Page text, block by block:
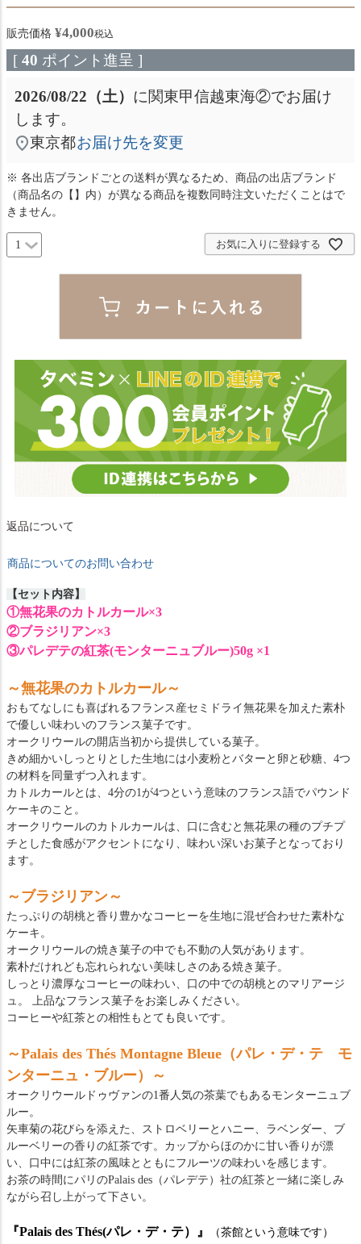
販売価格 ¥4,000税込
[ 40 ポイント進呈 ]
2026/08/22（土） に関東甲信越東海②でお届け
します。
東京都お届け先を変更
※ 各出店ブランドごとの送料が異なるため、商品の出店ブランド
（商品名の【】内）が異なる商品を複数同時注文いただくことはで
きません。
お気に入りに登録する
返品について
商品についてのお問い合わせ
【セット内容】
①無花果のカトルカール×3
②ブラジリアン×3
③パレデテの紅茶(モンターニュブルー)50g ×1
～無花果のカトルカール～
おもてなしにも喜ばれるフランス産セミドライ無花果を加えた素朴
で優しい味わいのフランス菓子です。
オークリウールの開店当初から提供している菓子。
きめ細かいしっとりとした生地には小麦粉とバターと卵と砂糖、4つ
の材料を同量ずつ入れます。
カトルカールとは、4分の1が4つという意味のフランス語でパウンド
ケーキのこと。
オークリウールのカトルカールは、口に含むと無花果の種のプチプ
チとした食感がアクセントになり、味わい深いお菓子となっており
ます。
～ブラジリアン～
たっぷりの胡桃と香り豊かなコーヒーを生地に混ぜ合わせた素朴な
ケーキ。
オークリウールの焼き菓子の中でも不動の人気があります。
素朴だけれども忘れられない美味しさのある焼き菓子。
しっとり濃厚なコーヒーの味わい、口の中での胡桃とのマリアージ
ュ。 上品なフランス菓子をお楽しみください。
コーヒーや紅茶との相性もとても良いです。
～Palais des Thés Montagne Bleue（パレ・デ・テ モ
ンターニュ・ブルー）～
オークリウールドゥヴァンの1番人気の茶葉でもあるモンターニュブ
ルー。
矢車菊の花びらを添えた、ストロベリーとハニー、ラベンダー、ブ
ルーベリーの香りの紅茶です。カップからほのかに甘い香りが漂
い、口中には紅茶の風味とともにフルーツの味わいを感じます。
お茶の時間にパリのPalais des（パレデテ）社の紅茶と一緒に楽しみ
ながら召し上がって下さい。
『Palais des Thés(パレ・デ・テ）』 （茶館という意味です）